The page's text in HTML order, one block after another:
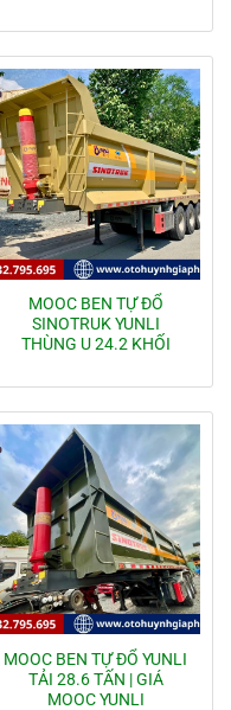
MOOC BEN TỰ ĐỔ
SINOTRUK YUNLI
THÙNG U 24.2 KHỐI
MOOC BEN TỰ ĐỔ YUNLI
TẢI 28.6 TẤN | GIÁ
MOOC YUNLI